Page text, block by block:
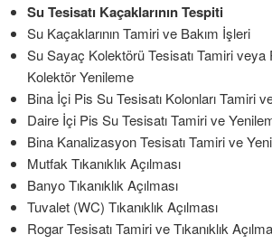
Su Tesisatı Kaçaklarının Tespiti
Su Kaçaklarının Tamiri ve Bakım İşleri
Su Sayaç Kolektörü Tesisatı Tamiri
Kolektör Yenileme
Bina İçi Pis Su Tesisatı Kolonları Tamiri
Daire İçi Pis Su Tesisatı Tamiri ve
Bina Kanalizasyon Tesisatı Tamiri ve
Mutfak Tıkanıklık Açılması
Banyo Tıkanıklık Açılması
Tuvalet (WC) Tıkanıklık Açılması
Rogar Tesisatı Tamiri ve Tıkanıklık